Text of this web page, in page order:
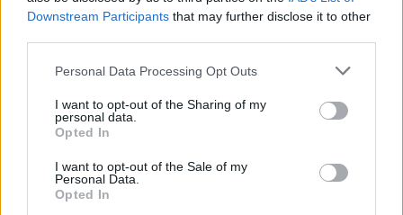
Downstream Participants that may further disclose it to other
Please note that this website/app uses one or more Google
not limited to your visit or usage behaviour. You may click to
grant or deny consent to Google and its third-party tags to
use your data for below specified purposes in below Google
consent section.
Personal Data Processing Opt Outs
I want to opt-out of the Sharing of my
personal data.
Opted In
I want to opt-out of the Sale of my
Personal Data.
Opted In
3πατέρας του, Χόρχε
4Ελίζαμπεθ Ελέτσι και Νεκτάριος Λεμονίδης
πήγαν στον Άγιο Νεκτάριο Βούλας για να
πάρουν την ευχή για τον γιο τους
Τζο Μπάιντεν: «Ο καρκίνος έχει εξαπλωθεί,
είναι πολύ επώδυνο», λέει ο γιος του
Πιο σχολιασμένα